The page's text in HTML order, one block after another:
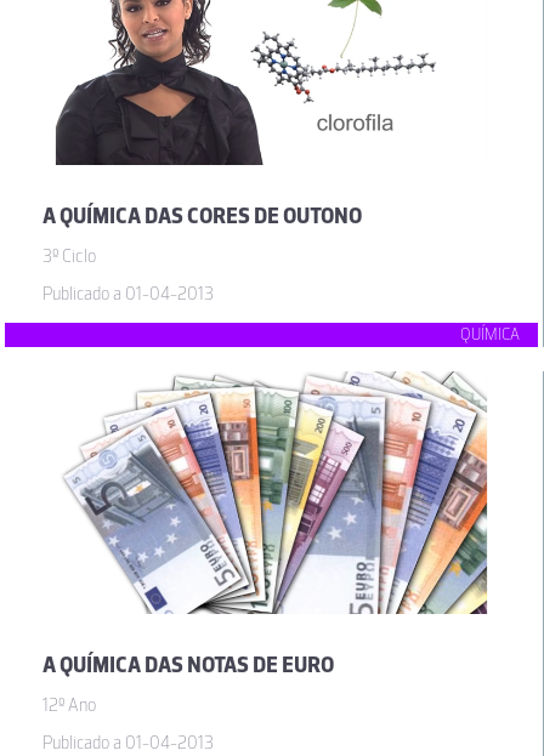
A QUÍMICA DAS CORES DE OUTONO
3º Ciclo
Publicado a 01-04-2013
QUÍMICA
A QUÍMICA DAS NOTAS DE EURO
12º Ano
Publicado a 01-04-2013